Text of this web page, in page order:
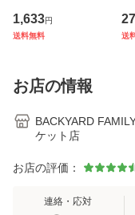
カワスミ 前カゴカ
バー バスケット カ
カバー 前 Keia＋
かわ
1,633円
送料無料
送
お店の情報
BACKYARD
ケット店
お店の評価：
連絡・応対